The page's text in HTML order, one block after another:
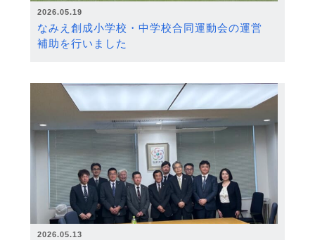
2026.05.19
なみえ創成小学校・中学校合同運動会の運営
補助を行いました
2026.05.13